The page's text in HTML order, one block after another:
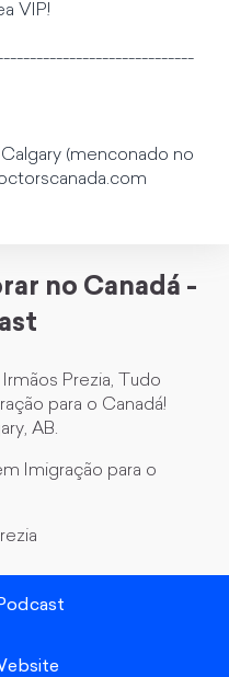
VIP!
(menconado no
no Canadá -
Prezia, Tudo
para o Canadá!
AB.
Imigração para o